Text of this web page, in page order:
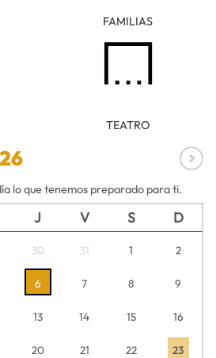
FAMILIAS
TEATRO
lo que tenemos preparado para ti.
J V S D
30 31 1 2
6 7 8 9
13 14 15 16
20 21 22 23